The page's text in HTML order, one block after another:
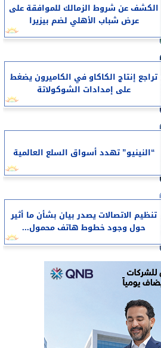
الكشف عن شروط الزمالك للموافقة على
عرض شباب الأهلي لضم بيزيرا
تراجع إنتاج الكاكاو في الكاميرون يضغط
على إمدادات الشوكولاتة
“النينيو” تهدد أسواق السلع العالمية
تنظيم الاتصالات يصدر بيان بشأن ما أثير
حول وجود خطوط هاتف محمول...